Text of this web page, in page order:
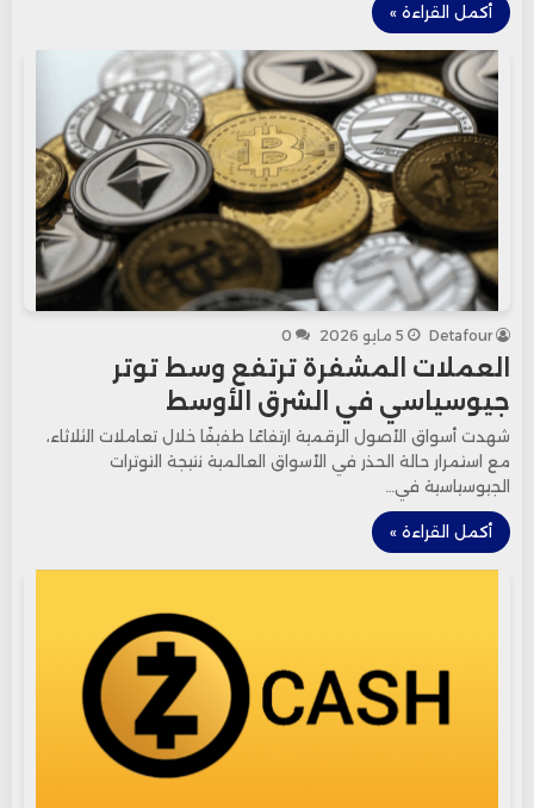
أكمل القراءة »
Detafour 5 مايو 2026 0
العملات المشفرة ترتفع وسط توتر
جيوسياسي في الشرق الأوسط
شهدت أسواق الأصول الرقمية ارتفاعًا طفيفًا خلال تعاملات الثلاثاء،
مع استمرار حالة الحذر في الأسواق العالمية نتيجة التوترات
الجيوسياسية في…
أكمل القراءة »